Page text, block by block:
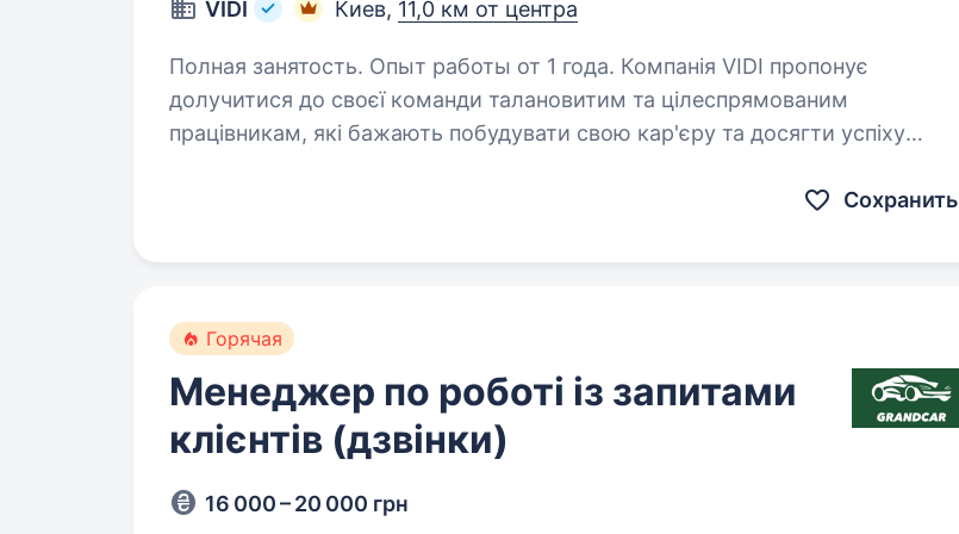
VIDI Киев, 11,0 км от центра
Полная занятость. Опыт работы от 1 года. Компанія VIDI пропонує
долучитися до своєї команди талановитим та цілеспрямованим
працівникам, які бажають побудувати свою кар'єру та досягти успіху
Сохранить
Горячая
Менеджер по роботі із запитами
клієнтів (дзвінки)
16 000 – 20 000 грн